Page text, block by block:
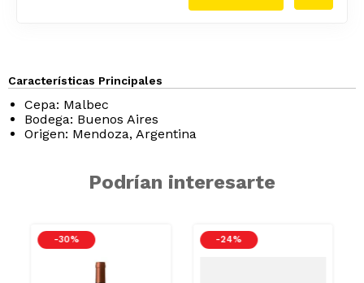
Características Principales
Cepa: Malbec
Bodega: Buenos Aires
Origen: Mendoza, Argentina
Podrían interesarte
-30 % -24 %